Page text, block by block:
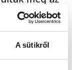
A sütikről
a